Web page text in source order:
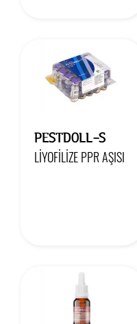
PESTDOLL-S
LİYOFİLİZE PPR AŞISI